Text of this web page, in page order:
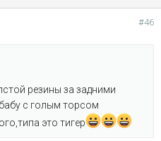
#46
резины за задними
с голым торсом
это тигер